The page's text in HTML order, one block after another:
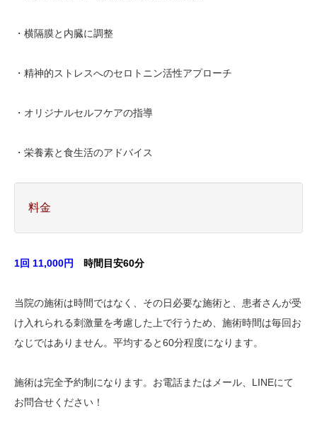
・横隔膜と内臓に調整
・精神的ストレスへのセロトニン活性アプローチ
・オリジナルセルフケアの指導
・栄養素と食生活のアドバイス
料金
1回 11,000円 時間目安60分
当院の施術は時間ではなく、その日必要な施術と、患者さんが受
け入れられる刺激量を考慮した上で行うため、施術時間は毎回お
なじではありません。平均すると60分程度になります。
施術は完全予約制になります。お電話またはメール、LINEにて
お問合せください！